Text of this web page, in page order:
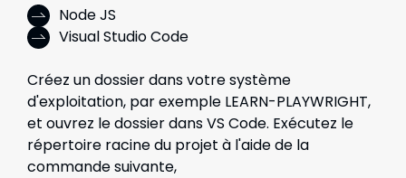
Node JS
Visual Studio Code
Créez un dossier dans votre système
d'exploitation, par exemple LEARN-PLAYWRIGHT,
et ouvrez le dossier dans VS Code. Exécutez le
répertoire racine du projet à l'aide de la
commande suivante,